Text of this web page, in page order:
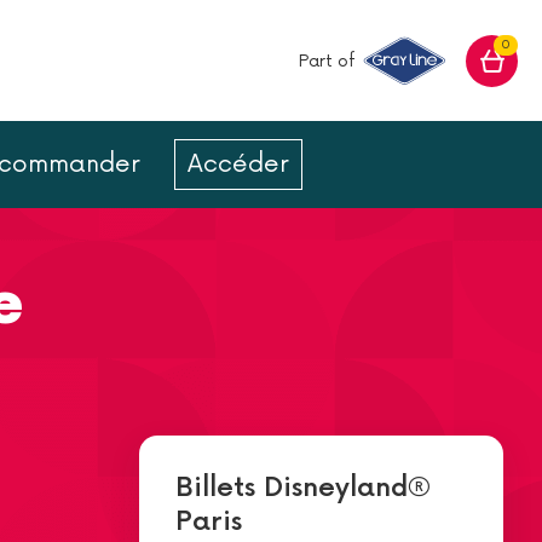
Part of
0
Accéder
Billets Disneyland®
Paris